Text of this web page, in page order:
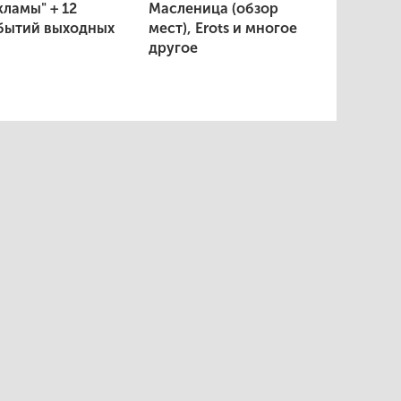
+ 12
выходных
Масленица (обзор
мест), Erots и многое
другое